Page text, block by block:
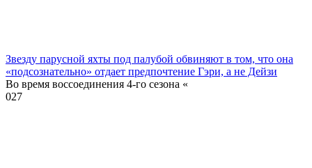
Звезду парусной яхты под палубой обвиняют в том, что она
«подсознательно» отдает предпочтение Гэри, а не Дейзи
Во время воссоединения 4-го сезона «
027